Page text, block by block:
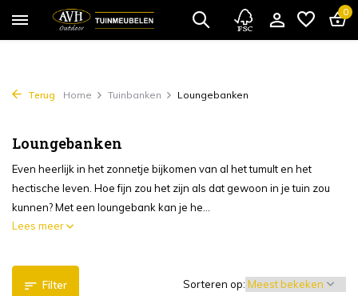
0
Terug Home Tuinbanken Loungebanken
Loungebanken
Even heerlijk in het zonnetje bijkomen van al het tumult en het
hectische leven. Hoe fijn zou het zijn als dat gewoon in je tuin zou
kunnen? Met een loungebank kan je he...
Lees meer
Filter Sorteren op: